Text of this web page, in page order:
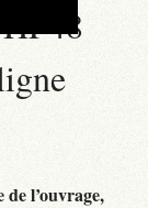
de l’ouvrage,